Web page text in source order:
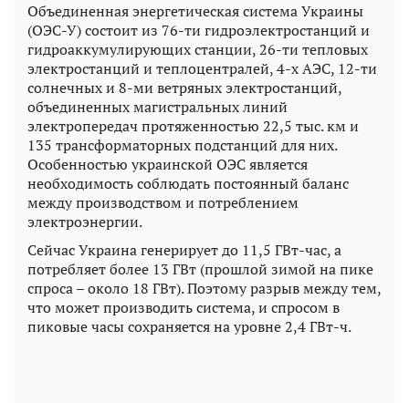
Объединенная энергетическая система Украины
(ОЭС-У) состоит из 76-ти гидроэлектростанций и
гидроаккумулирующих станции, 26-ти тепловых
электростанций и теплоцентралей, 4-х АЭС, 12-ти
солнечных и 8-ми ветряных электростанций,
объединенных магистральных линий
электропередач протяженностью 22,5 тыс. км и
135 трансформаторных подстанций для них.
Особенностью украинской ОЭС является
необходимость соблюдать постоянный баланс
между производством и потреблением
электроэнергии.
Сейчас Украина генерирует до 11,5 ГВт-час, а
потребляет более 13 ГВт (прошлой зимой на пике
спроса – около 18 ГВт). Поэтому разрыв между тем,
что может производить система, и спросом в
пиковые часы сохраняется на уровне 2,4 ГВт-ч.